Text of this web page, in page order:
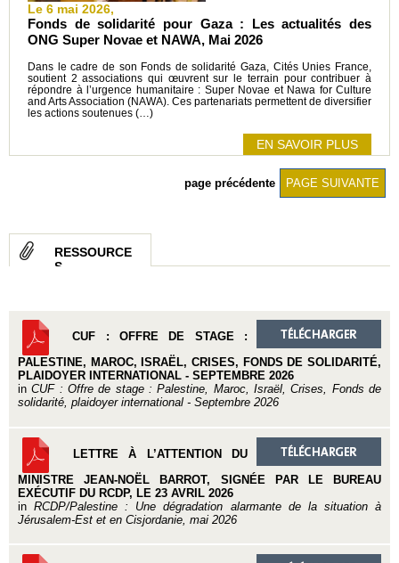
Le 6 mai 2026,
Fonds de solidarité pour Gaza : Les actualités des
ONG Super Novae et NAWA, Mai 2026
Dans le cadre de son Fonds de solidarité Gaza, Cités Unies France,
soutient 2 associations qui œuvrent sur le terrain pour contribuer à
répondre à l’urgence humanitaire : Super Novae et Nawa for Culture
and Arts Association (NAWA). Ces partenariats permettent de diversifier
les actions soutenues (…)
EN SAVOIR PLUS
page précédente PAGE SUIVANTE
RESSOURCE
S
CUF : OFFRE DE STAGE :
PALESTINE, MAROC, ISRAËL, CRISES, FONDS DE SOLIDARITÉ,
PLAIDOYER INTERNATIONAL - SEPTEMBRE 2026
inCUF : Offre de stage : Palestine, Maroc, Israël, Crises, Fonds de
solidarité, plaidoyer international - Septembre 2026
LETTRE À L’ATTENTION DU
MINISTRE JEAN-NOËL BARROT, SIGNÉE PAR LE BUREAU
EXÉCUTIF DU RCDP, LE 23 AVRIL 2026
inRCDP/Palestine : Une dégradation alarmante de la situation à
Jérusalem-Est et en Cisjordanie, mai 2026